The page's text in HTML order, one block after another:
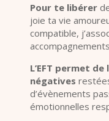
Pour te libérer
joie ta vie
compatible,
L’EFT permet
négatives
d’évènements
émotionnelles